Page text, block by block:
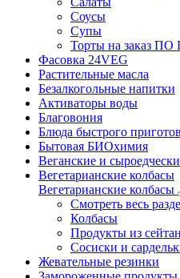
Соусы
Супы
Торты на заказ
Фасовка 24VEG
Растительные масла
Безалкогольные напитки
Активаторы воды
Благовония
Блюда быстрого
Бытовая БИОхимия
Веганские и
Вегетарианские колбасы
Вегетарианские колбасы
Смотреть весь
Колбасы
Продукты из
Сосиски и
Жевательные резинки